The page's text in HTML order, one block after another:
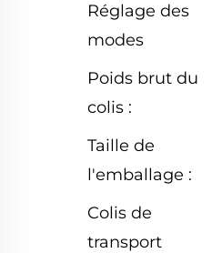
Réglage des
modes
Poids brut du
colis :
Taille de
l'emballage :
Colis de
transport